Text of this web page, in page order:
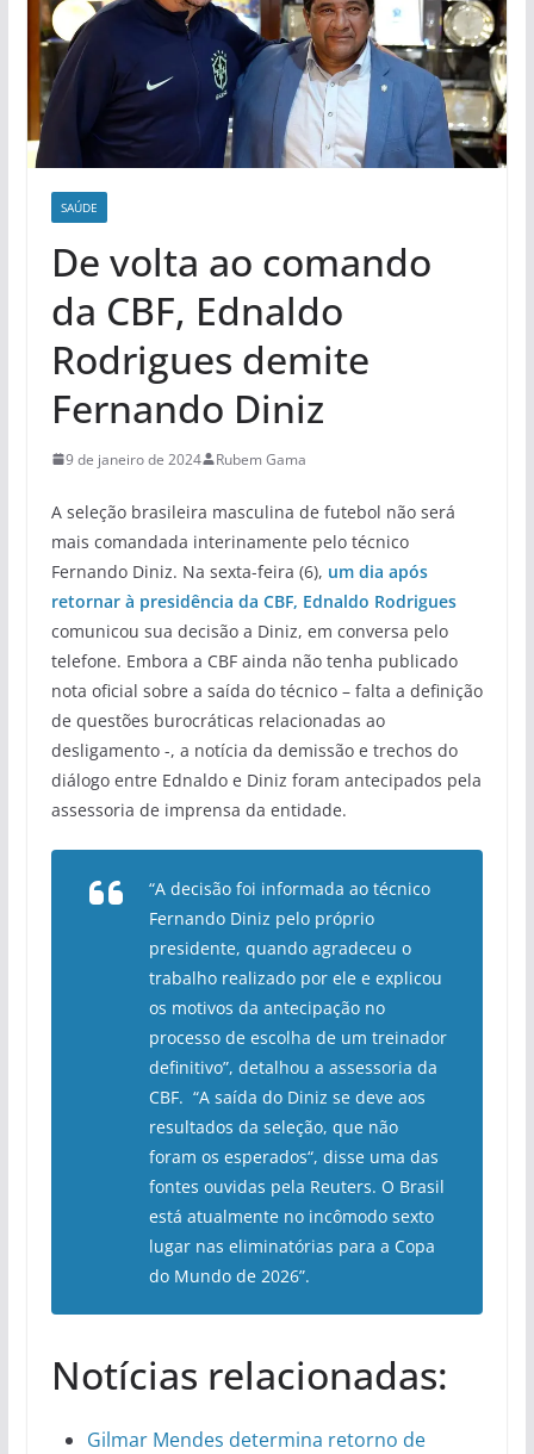
SAÚDE
De volta ao comando
da CBF, Ednaldo
Rodrigues demite
Fernando Diniz
9 de janeiro de 2024 Rubem Gama
A seleção brasileira masculina de futebol não será
mais comandada interinamente pelo técnico
Fernando Diniz. Na sexta-feira (6), um dia após
retornar à presidência da CBF, Ednaldo Rodrigues
comunicou sua decisão a Diniz, em conversa pelo
telefone. Embora a CBF ainda não tenha publicado
nota oficial sobre a saída do técnico – falta a definição
de questões burocráticas relacionadas ao
desligamento -, a notícia da demissão e trechos do
diálogo entre Ednaldo e Diniz foram antecipados pela
assessoria de imprensa da entidade.
“A decisão foi informada ao técnico
Fernando Diniz pelo próprio
presidente, quando agradeceu o
trabalho realizado por ele e explicou
os motivos da antecipação no
processo de escolha de um treinador
definitivo”, detalhou a assessoria da
CBF. “A saída do Diniz se deve aos
resultados da seleção, que não
foram os esperados“, disse uma das
fontes ouvidas pela Reuters. O Brasil
está atualmente no incômodo sexto
lugar nas eliminatórias para a Copa
do Mundo de 2026”.
Notícias relacionadas:
Gilmar Mendes determina retorno de